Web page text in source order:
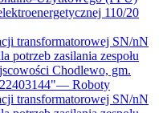
110/20
transformatorowej SN/nN
potrzeb zasilania zespołu
Chodlewo, gm.
— Roboty
transformatorowej SN/nN